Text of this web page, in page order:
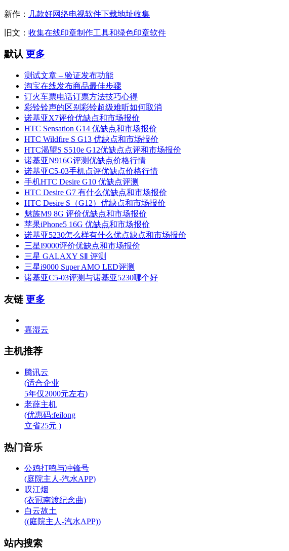
新作： 几款好网络电视软件下载地址收集
旧文： 收集在线印章制作工具和绿色印章软件
默认 更多
测试文章 – 验证发布功能
淘宝在线发布商品最佳步骤
订火车票电话订票方法技巧心得
彩铃铃声的区别彩铃超级难听如何取消
诺基亚X7评价优缺点和市场报价
HTC Sensation G14 优缺点和市场报价
HTC Wildfire S G13 优缺点和市场报价
HTC渴望S S510e G12优缺点点评和市场报价
诺基亚N916G评测优缺点价格行情
诺基亚C5-03手机点评优缺点价格行情
手机HTC Desire G10 优缺点评测
HTC Desire G7 有什么优缺点和市场报价
HTC Desire S（G12）优缺点和市场报价
魅族M9 8G 评价优缺点和市场报价
苹果iPhone5 16G 优缺点和市场报价
诺基亚5230怎么样有什么优点缺点和市场报价
三星I9000评价优缺点和市场报价
三星 GALAXY SⅡ 评测
三星i9000 Super AMO LED评测
诺基亚C5-03评测与诺基亚5230哪个好
友链 更多
嘉湿云
主机推荐
腾讯云
(适合企业
5年仅2000元左右)
老薛主机
(优惠码:feilong
立省25元 )
热门音乐
公鸡打鸣与冲锋号
(庭院主人-汽水APP)
叹江烟
(衣冠南渡纪念曲)
白云故土
((庭院主人-汽水APP))
站内搜索